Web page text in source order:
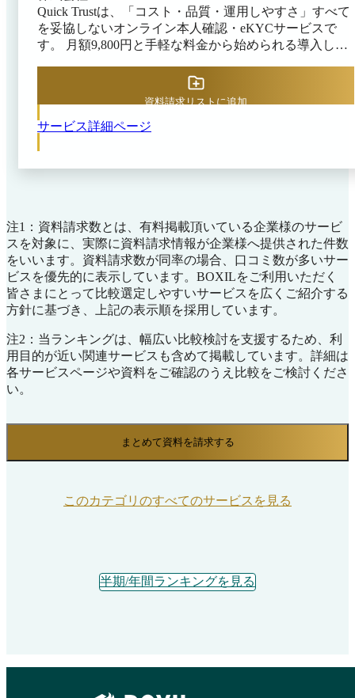
Quick Trustは、「コスト・品質・運用しやすさ」すべて
を妥協しないオンライン本人確認・eKYCサービスで
す。 月額9,800円と手軽な料金から始められる導入しや
用を把握しやすい点が特長です。14日間無料・最低利用
期間なしで試せるため、eKYCを新たに導入したい企業
も適しています。 顔写真付き本人確認書類とセルフィ
ントとシンプルなRESTful APIにより、数行のコードを
追加するだけで直感的に組み込みが可能で、運用しやす
さにも優れています。
サービス詳細ページ
資料請求リストに追加
注1：資料請求数とは、有料掲載頂いている企業様のサービ
スを対象に、実際に資料請求情報が企業様へ提供された件数
をいいます。資料請求数が同率の場合、口コミ数が多いサー
ビスを優先的に表示しています。BOXILをご利用いただく
皆さまにとって比較選定しやすいサービスを広くご紹介する
方針に基づき、上記の表示順を採用しています。
注2：当ランキングは、幅広い比較検討を支援するため、利
用目的が近い関連サービスも含めて掲載しています。詳細は
各サービスページや資料をご確認のうえ比較をご検討くださ
い。
まとめて資料を請求する
このカテゴリのすべてのサービスを見る
半期/年間ランキングを見る